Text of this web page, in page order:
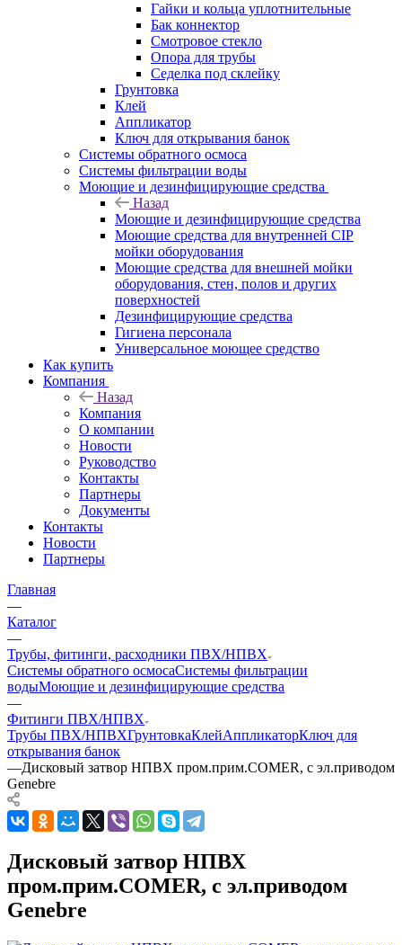
Гайки и кольца уплотнительные
Бак коннектор
Смотровое стекло
Опора для трубы
Седелка под склейку
Грунтовка
Клей
Аппликатор
Ключ для открывания банок
Системы обратного осмоса
Системы фильтрации воды
Моющие и дезинфицирующие средства
Назад
Моющие и дезинфицирующие средства
Моющие средства для внутренней CIP
мойки оборудования
Моющие средства для внешней мойки
оборудования, стен, полов и других
поверхностей
Дезинфицирующие средства
Гигиена персонала
Универсальное моющее средство
Как купить
Компания
Назад
Компания
О компании
Новости
Руководство
Контакты
Партнеры
Документы
Контакты
Новости
Партнеры
Главная
—
Каталог
—
Трубы, фитинги, расходники ПВХ/НПВХ
Системы обратного осмосаСистемы фильтрации
водыМоющие и дезинфицирующие средства
—
Фитинги ПВХ/НПВХ
Трубы ПВХ/НПВХГрунтовкаКлейАппликаторКлюч для
открывания банок
—Дисковый затвор НПВХ пром.прим.COMER, с эл.приводом
Genebre
Дисковый затвор НПВХ
пром.прим.COMER, с эл.приводом
Genebre